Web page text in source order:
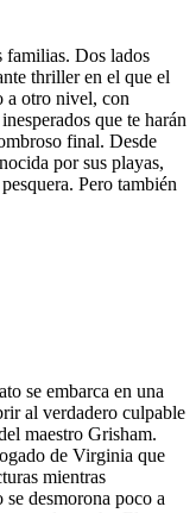
familias. Dos lados
thriller en el que el
a otro nivel, con
que te harán
final. Desde
por sus playas,
Pero también
se embarca en una
al verdadero culpable
maestro Grisham.
de Virginia que
mientras
desmorona poco a